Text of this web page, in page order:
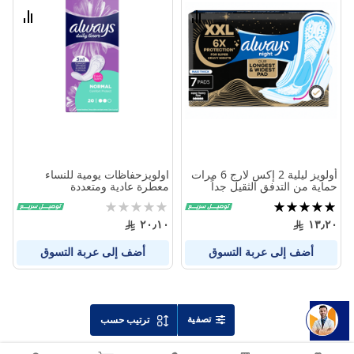
ترتيب حسب
الامنيات
قارن
بين
المنتجات
أولويز ليلية 2 إكس لارج 6 مرات
حماية من التدفق الثقيل جداً
ماكسي سميكة 7 فوط
تقييم:
100%
١٣٫٢٠
أضف إلى عربة التسوق
قارن
اولويزحفاظات يومية للنساء
معطرة عادية ومتعددة
الاستخدامات عدد 20 قطعة
Rating:
0%
٢٠٫١٠
أضف إلى عربة التسوق
تصفية